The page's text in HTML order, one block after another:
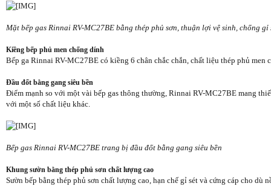
Mặt bếp gas Rinnai RV-MC27BE bằng thép phủ sơn, thuận lợi vệ sinh, chống gỉ
Kiềng bếp phủ men chống dính
Bếp ga Rinnai RV-MC27BE có kiềng 6 chân chắc chắn, chất liệu thép phủ
Đầu đốt bằng gang siêu bền
Điểm mạnh so với một vài bếp gas thông thường, Rinnai RV-MC27BE mang
với một số chất liệu khác.
Bếp gas Rinnai RV-MC27BE trang bị đầu đốt bằng gang siêu bền
Khung sườn bằng thép phủ sơn chất lượng cao
Sườn bếp bằng thép phủ sơn chất lượng cao, hạn chế gỉ sét và cứng cáp cho dù